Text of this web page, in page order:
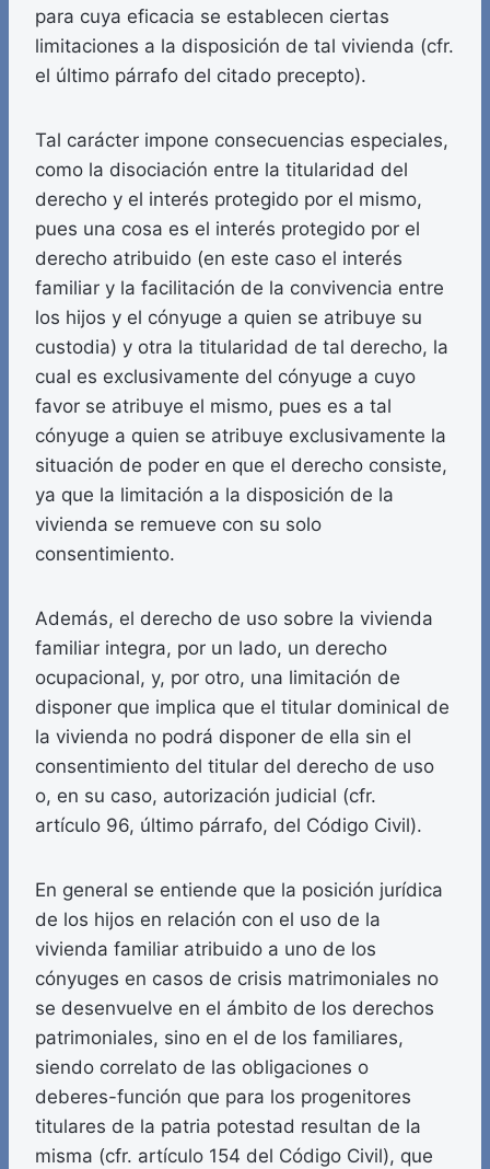
para cuya eficacia se establecen ciertas
limitaciones a la disposición de tal vivienda (cfr.
el último párrafo del citado precepto).
Tal carácter impone consecuencias especiales,
como la disociación entre la titularidad del
derecho y el interés protegido por el mismo,
pues una cosa es el interés protegido por el
derecho atribuido (en este caso el interés
familiar y la facilitación de la convivencia entre
los hijos y el cónyuge a quien se atribuye su
custodia) y otra la titularidad de tal derecho, la
cual es exclusivamente del cónyuge a cuyo
favor se atribuye el mismo, pues es a tal
cónyuge a quien se atribuye exclusivamente la
situación de poder en que el derecho consiste,
ya que la limitación a la disposición de la
vivienda se remueve con su solo
consentimiento.
Además, el derecho de uso sobre la vivienda
familiar integra, por un lado, un derecho
ocupacional, y, por otro, una limitación de
disponer que implica que el titular dominical de
la vivienda no podrá disponer de ella sin el
consentimiento del titular del derecho de uso
o, en su caso, autorización judicial (cfr.
artículo 96, último párrafo, del Código Civil).
En general se entiende que la posición jurídica
de los hijos en relación con el uso de la
vivienda familiar atribuido a uno de los
cónyuges en casos de crisis matrimoniales no
se desenvuelve en el ámbito de los derechos
patrimoniales, sino en el de los familiares,
siendo correlato de las obligaciones o
deberes-función que para los progenitores
titulares de la patria potestad resultan de la
misma (cfr. artículo 154 del Código Civil), que